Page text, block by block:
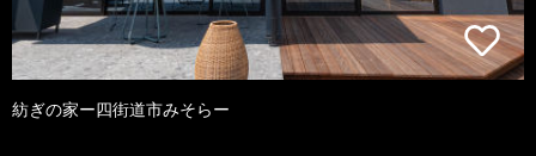
紡ぎの家ー四街道市みそらー